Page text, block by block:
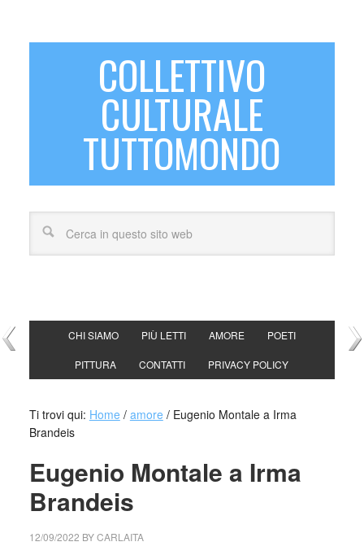
COLLETTIVO
CULTURALE
TUTTOMONDO
CHI SIAMO PIÙ LETTI AMORE POETI
PITTURA CONTATTI PRIVACY POLICY
Ti trovi qui: Home / amore /Eugenio Montale a Irma
Brandeis
Eugenio Montale a Irma
Brandeis
12/09/2022 BYCARLAITA